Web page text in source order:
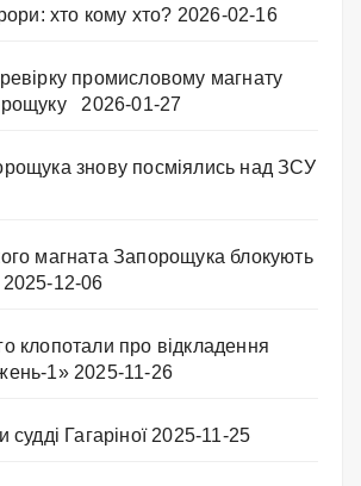
хто кому хто? 2026-02-16
промисловому магнату
2026-01-27
знову посміялись над ЗСУ
магната Запорощука блокують
2025-12-06
клопотали про відкладення
1» 2025-11-26
Гагаріної 2025-11-25